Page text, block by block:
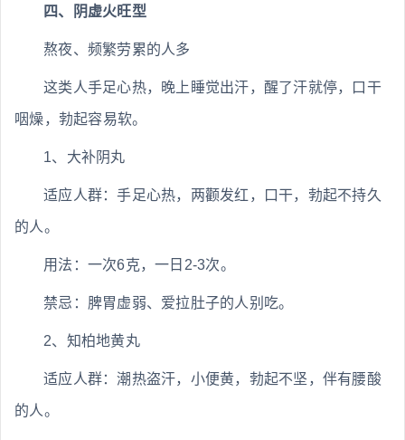
四、阴虚火旺型
熬夜、频繁劳累的人多
这类人手足心热，晚上睡觉出汗，醒了汗就停，口干
咽燥，勃起容易软。
1、大补阴丸
适应人群：手足心热，两颧发红，口干，勃起不持久
的人。
用法：一次6克，一日2-3次。
禁忌：脾胃虚弱、爱拉肚子的人别吃。
2、知柏地黄丸
适应人群：潮热盗汗，小便黄，勃起不坚，伴有腰酸
的人。